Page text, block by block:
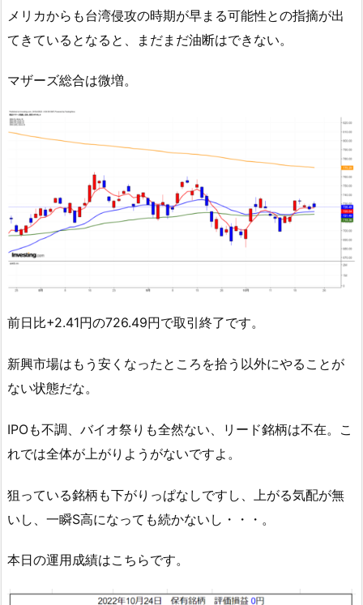
メリカからも台湾侵攻の時期が早まる可能性との指摘が出
てきているとなると、まだまだ油断はできない。
マザーズ総合は微増。
前日比+2.41円の726.49円で取引終了です。
新興市場はもう安くなったところを拾う以外にやることが
ない状態だな。
IPOも不調、バイオ祭りも全然ない、リード銘柄は不在。こ
れでは全体が上がりようがないですよ。
狙っている銘柄も下がりっぱなしですし、上がる気配が無
いし、一瞬S高になっても続かないし・・・。
本日の運用成績はこちらです。